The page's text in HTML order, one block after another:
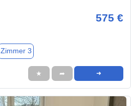
575 €
Zimmer 3
★ ➦ ➜